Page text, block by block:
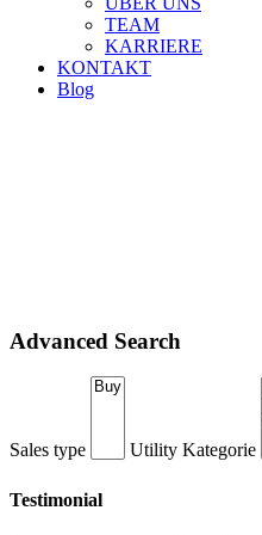
TEAM
KARRIERE
KONTAKT
Blog
Advanced Search
Sales type Utility Kategorie
Testimonial